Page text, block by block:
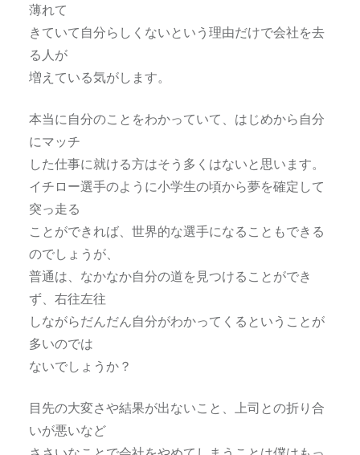
薄れて
きていて自分らしくないという理由だけで会社を去
る人が
増えている気がします。
本当に自分のことをわかっていて、はじめから自分
にマッチ
した仕事に就ける方はそう多くはないと思います。
イチロー選手のように小学生の頃から夢を確定して
突っ走る
ことができれば、世界的な選手になることもできる
のでしょうが、
普通は、なかなか自分の道を見つけることができ
ず、右往左往
しながらだんだん自分がわかってくるということが
多いのでは
ないでしょうか？
目先の大変さや結果が出ないこと、上司との折り合
いが悪いなど
ささいなことで会社をやめてしまうことは僕はもっ